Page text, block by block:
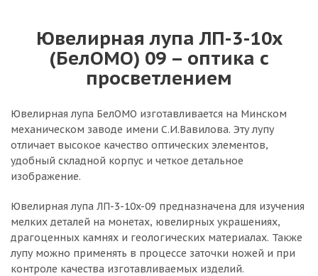
Ювелирная лупа ЛП-3-10х
(БелОМО) 09 – оптика с
просветлением
Ювелирная лупа БелОМО изготавливается на Минском
механическом заводе имени С.И.Вавилова. Эту лупу
отличает высокое качество оптических элементов,
удобный складной корпус и четкое детальное
изображение.
Ювелирная лупа ЛП-3-10x-09 предназначена для изучения
мелких деталей на монетах, ювелирных украшениях,
драгоценных камнях и геологических материалах. Также
лупу можно применять в процессе заточки ножей и при
контроле качества изготавливаемых изделий.